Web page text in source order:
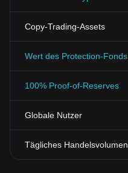
Copy-Trading-Assets
Wert des Protection-Fonds
100% Proof-of-Reserves
Globale Nutzer
Tägliches Handelsvolumen